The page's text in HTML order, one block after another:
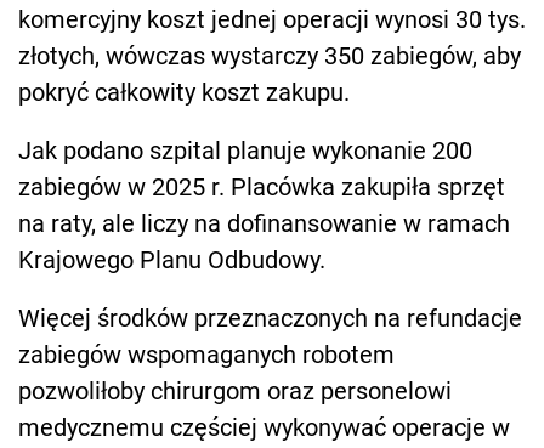
komercyjny koszt jednej operacji wynosi 30 tys.
złotych, wówczas wystarczy 350 zabiegów, aby
pokryć całkowity koszt zakupu.
Jak podano szpital planuje wykonanie 200
zabiegów w 2025 r. Placówka zakupiła sprzęt
na raty, ale liczy na dofinansowanie w ramach
Krajowego Planu Odbudowy.
Więcej środków przeznaczonych na refundacje
zabiegów wspomaganych robotem
pozwoliłoby chirurgom oraz personelowi
medycznemu częściej wykonywać operacje w